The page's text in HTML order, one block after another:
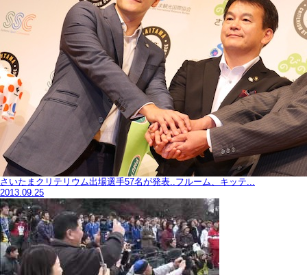
さいたまクリテリウム出場選手57名が発表..フルーム、キッテ...
2013.09.25